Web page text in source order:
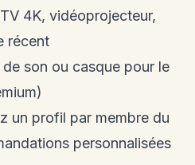
4K, vidéoprojecteur,
récent
de son ou casque pour le
un profil par membre du
personnalisées